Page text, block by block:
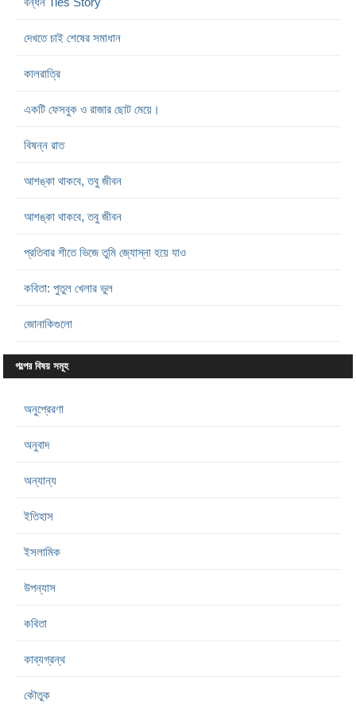
দেখতে চাই শেষের সমাধান
কালরাত্রি
একটি ফেসবুক ও রাজার ছোট মেয়ে।
বিষন্ন রাত
আশঙ্কা থাকবে, তবু জীবন
আশঙ্কা থাকবে, তবু জীবন
প্রতিবার শীতে ভিজে তুমি জ্যোস্না হয়ে যাও
কবিতা: পুতুল খেলার ভুল
জোনাকিগুলো
গল্পের বিষয় সমূহ
অনুপ্রেরণা
অনুবাদ
অন্যান্য
ইতিহাস
ইসলামিক
উপন্যাস
কবিতা
কাব্যগ্রন্থ
কৌতুক